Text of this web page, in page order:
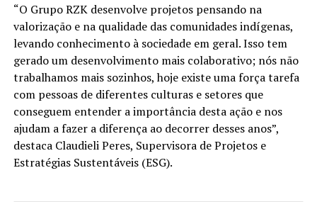
“O Grupo RZK desenvolve projetos pensando na
valorização e na qualidade das comunidades indígenas,
levando conhecimento à sociedade em geral. Isso tem
gerado um desenvolvimento mais colaborativo; nós não
trabalhamos mais sozinhos, hoje existe uma força tarefa
com pessoas de diferentes culturas e setores que
conseguem entender a importância desta ação e nos
ajudam a fazer a diferença ao decorrer desses anos”,
destaca Claudieli Peres, Supervisora de Projetos e
Estratégias Sustentáveis (ESG).